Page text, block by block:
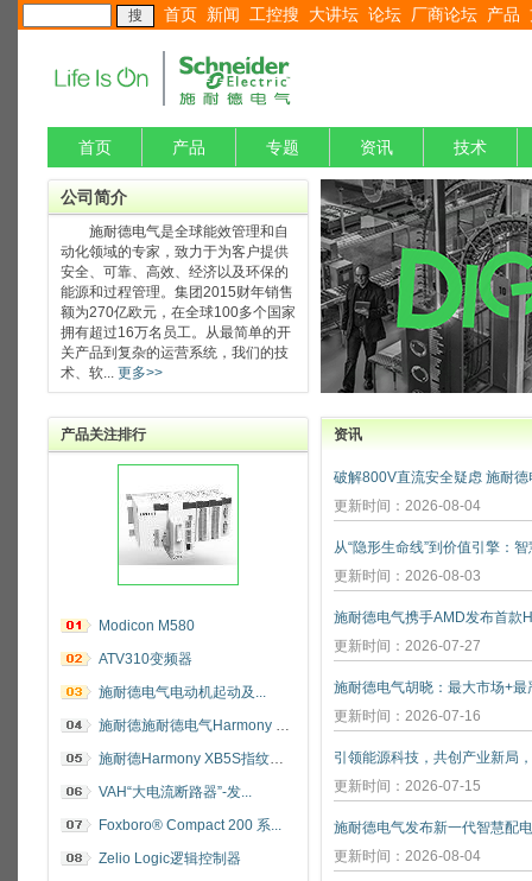
首页 新闻 工控搜 大讲坛 论坛 厂商论坛 产品
首页 产品 专题 资讯 技术
公司简介
施耐德电气是全球能效管理和自
动化领域的专家，致力于为客户提供
安全、可靠、高效、经济以及环保的
能源和过程管理。集团2015财年销售
额为270亿欧元，在全球100多个国家
拥有超过16万名员工。从最简单的开
关产品到复杂的运营系统，我们的技
术、软... 更多>>
产品关注排行
Modicon M580
ATV310变频器
施耐德电气电动机起动及...
施耐德施耐德电气Harmony 指纹开关
施耐德Harmony XB5S指纹识别开关
VAH“大电流断路器”-发...
Foxboro® Compact 200 系...
Zelio Logic逻辑控制器
资讯
更新时间：2026-08-04
更新时间：2026-08-03
施耐德电气携手AMD发布首款
更新时间：2026-07-27
更新时间：2026-07-16
更新时间：2026-07-15
施耐德电气发布新一代智慧配
更新时间：2026-08-04